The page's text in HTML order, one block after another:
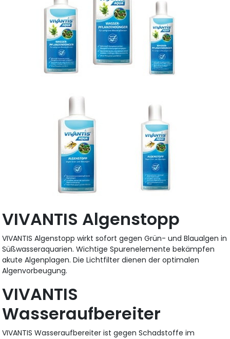
VIVANTIS Algenstopp
VIVANTIS Algenstopp wirkt sofort gegen Grün- und Blaualgen in
Süßwasseraquarien. Wichtige Spurenelemente bekämpfen
akute Algenplagen. Die Lichtfilter dienen der optimalen
Algenvorbeugung.
VIVANTIS
Wasseraufbereiter
VIVANTIS Wasseraufbereiter ist gegen Schadstoffe im